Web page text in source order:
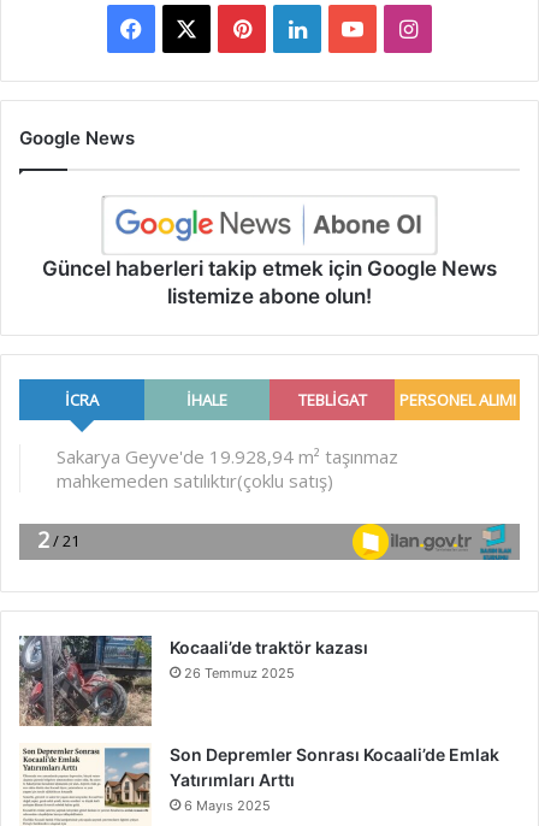
Facebook PinterestLinkedInYouTubeInstagram
Google News
Güncel haberleri takip etmek için Google News
listemize abone olun!
Kocaali’de traktör kazası
26 Temmuz 2025
Son Depremler Sonrası Kocaali’de Emlak
Yatırımları Arttı
6 Mayıs 2025